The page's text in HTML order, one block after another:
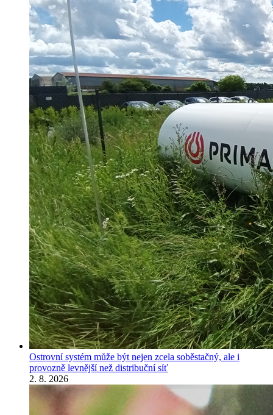
Ostrovní systém může být nejen zcela soběstačný, ale i
provozně levnější než distribuční síť
2. 8. 2026